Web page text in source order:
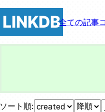
LINKDB全ての記事
ソート順: